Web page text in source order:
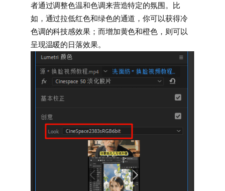
者通过调整色温和色调来营造特定的氛围。比
如，通过拉低红色和绿色的通道，你可以获得冷
色调的科技感效果；而增加黄色和橙色，则可以
呈现温暖的日落效果。